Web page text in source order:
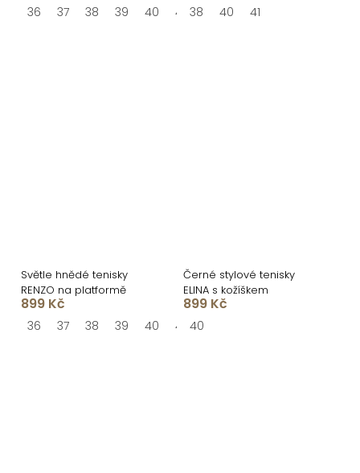
36 37 38 39 40 41 38 40 41
Světle hnědé tenisky
RENZO na platformě
899 Kč
36 37 38 39 40 41
Černé stylové tenisky
ELINA s kožíškem
899 Kč
40